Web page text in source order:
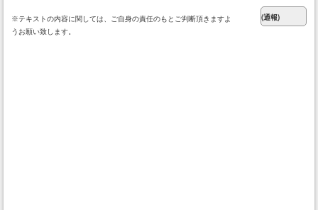
※テキストの内容に関しては、ご自身の責任のもとご判断頂きますよ
うお願い致します。